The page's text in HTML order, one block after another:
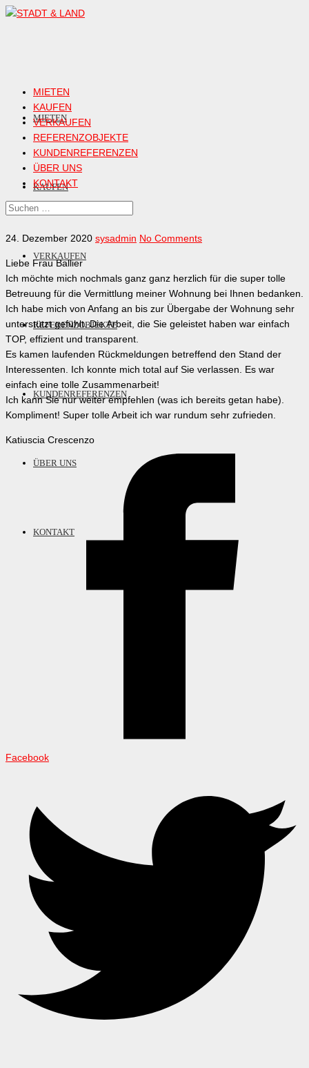
MIETEN
KAUFEN
VERKAUFEN
REFERENZOBJEKTE
KUNDENREFERENZEN
ÜBER UNS
KONTAKT
MIETEN
KAUFEN
VERKAUFEN
REFERENZOBJEKTE
KUNDENREFERENZEN
ÜBER UNS
KONTAKT
24. Dezember 2020 sysadmin No Comments
Liebe Frau Ballier
Ich möchte mich nochmals ganz ganz herzlich für die super tolle
Betreuung für die Vermittlung meiner Wohnung bei Ihnen bedanken.
Ich habe mich von Anfang an bis zur Übergabe der Wohnung sehr
unterstützt gefühlt. Die Arbeit, die Sie geleistet haben war einfach
TOP, effizient und transparent.
Es kamen laufenden Rückmeldungen betreffend den Stand der
Interessenten. Ich konnte mich total auf Sie verlassen. Es war
einfach eine tolle Zusammenarbeit!
Ich kann Sie nur weiter empfehlen (was ich bereits getan habe).
Kompliment! Super tolle Arbeit ich war rundum sehr zufrieden.
Katiuscia Crescenzo
Facebook